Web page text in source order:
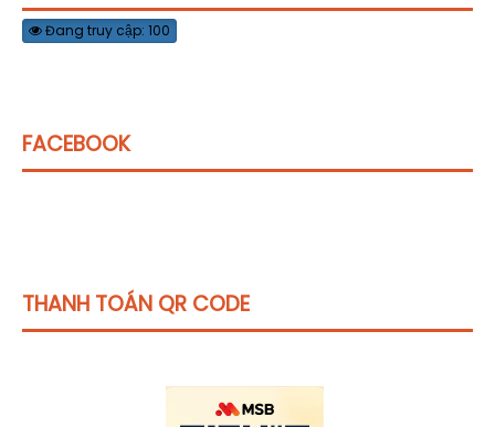
Đang truy cập: 100
FACEBOOK
THANH TOÁN QR CODE